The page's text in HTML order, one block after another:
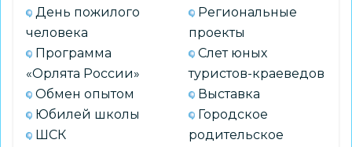
День пожилого
человека
Программа
«Орлята России»
Обмен опытом
Юбилей школы
ШСК
Региональные
проекты
Слет юных
туристов-краеведов
Выставка
Городское
родительское